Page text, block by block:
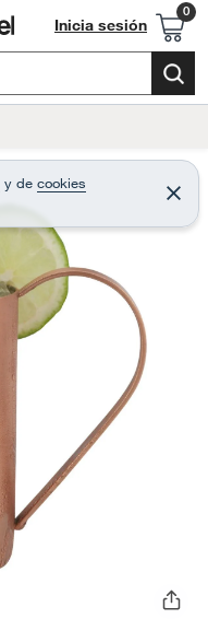
Inicia sesión
y de cookies
C
e
r